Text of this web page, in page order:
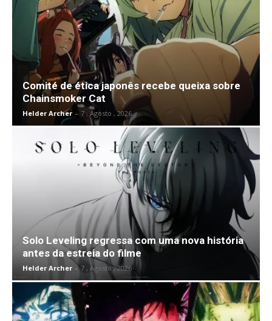
Comité de ética japonês recebe queixa sobre
Chainsmoker Cat
Helder Archer - 7 , Agosto , 2026
Solo Leveling regressa com uma nova história
antes da estreia do filme
Helder Archer - 7 , Agosto , 2026